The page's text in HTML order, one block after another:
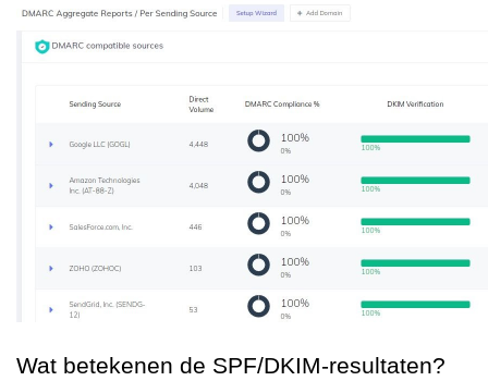
Wat betekenen de SPF/DKIM-resultaten?